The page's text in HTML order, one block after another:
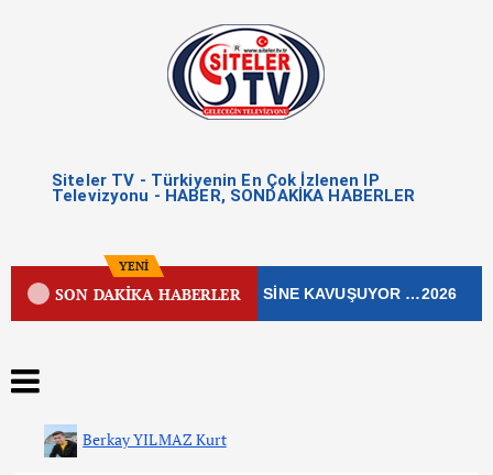
Siteler TV - Türkiyenin En Çok İzlenen IP
Televizyonu - HABER, SONDAKİKA HABERLER
YENİ
SON DAKİKA HABERLER
CADDESİ YENİ ÇEHRESİNE KAVUŞUYOR …2026
Berkay YILMAZ Kurt